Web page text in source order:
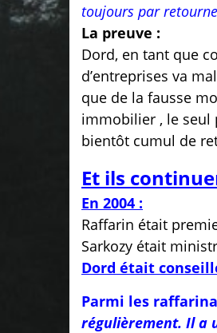
toujours par
La preuve :
Dord, en tant que
d’entreprises va
que de la fausse
immobilier , le seul
bientôt cumul de
Et ils
En 2004 :
Raffarin était
Sarkozy était
Dord était
Parmi les
régulièrement. Il a